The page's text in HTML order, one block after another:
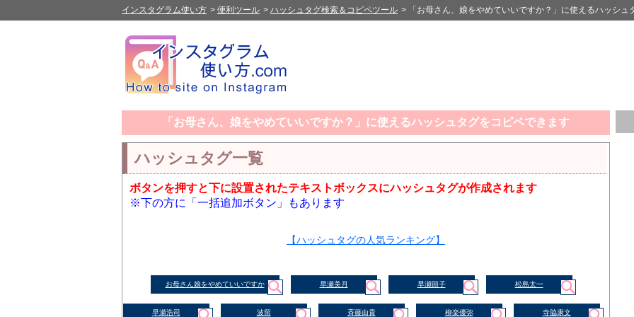
インスタグラム使い方 > 便利ツール > ハッシュタグ検索＆コピペツール > 「お母さん、娘をやめていいですか？」に使えるハッシュ
「お母さん、娘をやめていいですか？」に使えるハッシュタグをコピペできます
ハッシュタグ一覧
ボタンを押すと下に設置されたテキストボックスにハッシュタグが作成されます
※下の方に「一括追加ボタン」もあります
【ハッシュタグの人気ランキング】
お母さん娘をやめていいですか 早瀬美月 早瀬顕子 松島太一
早瀬浩司 波留 斉藤由貴 柳楽優弥 寺脇康文